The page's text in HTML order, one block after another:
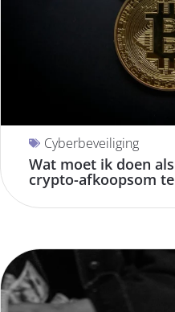
Cyberbeveiliging
Wat moet ik doen
crypto-afkoopsom